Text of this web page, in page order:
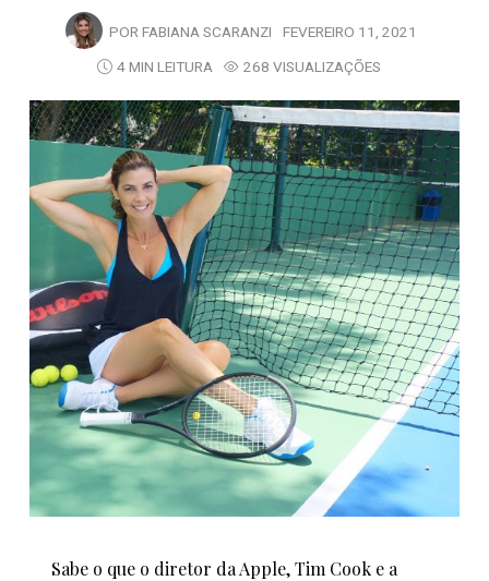
POR FABIANA SCARANZI FEVEREIRO 11, 2021
4 MIN LEITURA
268 VISUALIZAÇÕES
Sabe o que o diretor da Apple, Tim Cook e a